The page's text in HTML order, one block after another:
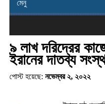
মেনু
৯ লাখ দরিদ্রের
ইরানের দাতব্য
পোস্ট হয়েছে: নভেম্বর ২, ২০২২